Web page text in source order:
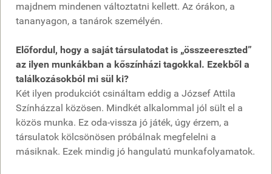
majdnem mindenen változtatni kellett. Az órákon, a
tananyagon, a tanárok személyén.
Előfordul, hogy a saját társulatodat is „összeereszted”
az ilyen munkákban a kőszínházi tagokkal. Ezekből a
találkozásokból mi sül ki?
Két ilyen produkciót csináltam eddig a József Attila
Színházzal közösen. Mindkét alkalommal jól sült el a
közös munka. Ez oda-vissza jó játék, úgy érzem, a
társulatok kölcsönösen próbálnak megfelelni a
másiknak. Ezek mindig jó hangulatú munkafolyamatok.